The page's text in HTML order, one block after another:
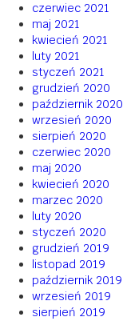
czerwiec 2021
maj 2021
kwiecień 2021
luty 2021
styczeń 2021
grudzień 2020
październik 2020
wrzesień 2020
sierpień 2020
czerwiec 2020
maj 2020
kwiecień 2020
marzec 2020
luty 2020
styczeń 2020
grudzień 2019
listopad 2019
październik 2019
wrzesień 2019
sierpień 2019